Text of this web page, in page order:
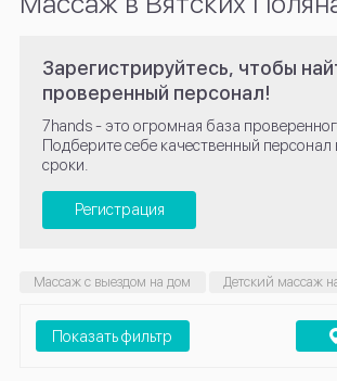
Зарегистрируйтесь, чтобы
проверенный персонал!
7hands - это огромная база
Подберите себе качественный персонал
сроки.
Регистрация
Массаж с выездом на дом Детский массаж
Показать фильтр